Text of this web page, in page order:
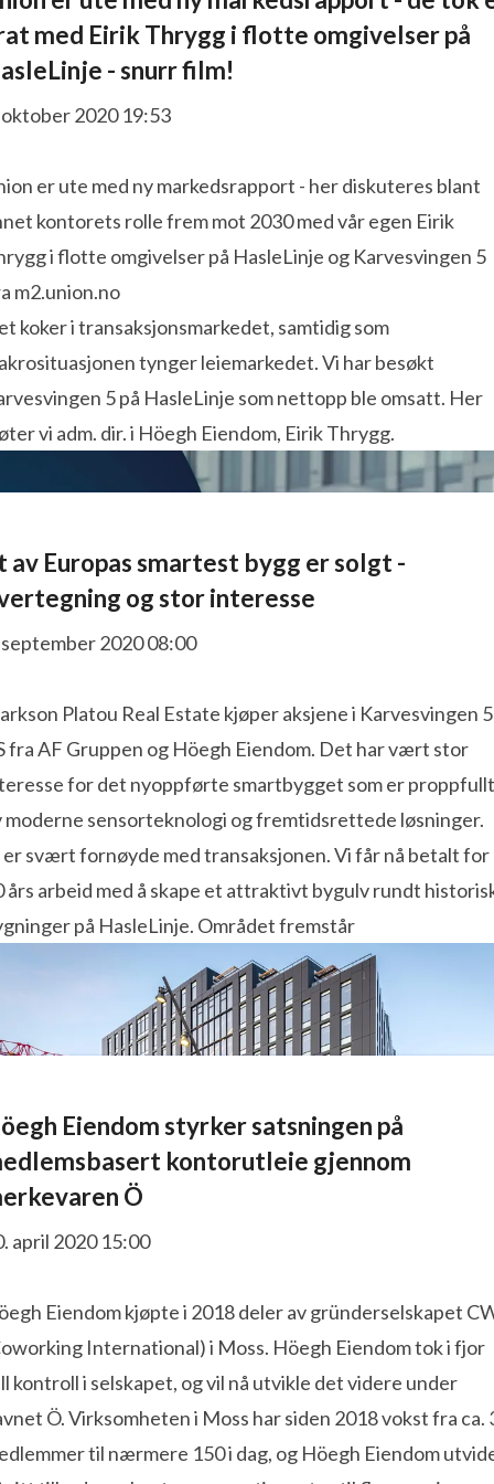
med Eirik Thrygg i flotte omgivelser på
- snurr film!
2020 19:53
er ute med ny markedsrapport - her diskuteres blant
kontorets rolle frem mot 2030 med vår egen Eirik
i flotte omgivelser på HasleLinje og Karvesvingen 5
m2.union.no
koker i transaksjonsmarkedet, samtidig som
tynger leiemarkedet. Vi har besøkt
5 på HasleLinje som nettopp ble omsatt. Her
vi adm. dir. i Höegh Eiendom, Eirik Thrygg.
av Europas smartest bygg er solgt -
og stor interesse
2020 08:00
Platou Real Estate kjøper aksjene i Karvesvingen 5
fra AF Gruppen og Höegh Eiendom. Det har vært stor
for det nyoppførte smartbygget som er proppfullt
moderne sensorteknologi og fremtidsrettede løsninger.
er svært fornøyde med transaksjonen. Vi får nå betalt for
års arbeid med å skape et attraktivt bygulv rundt
på HasleLinje. Området fremstår
Eiendom styrker satsningen på
kontorutleie gjennom
Ö
april 2020 15:00
Eiendom kjøpte i 2018 deler av gründerselskapet
International) i Moss. Höegh Eiendom tok i fjor
kontroll i selskapet, og vil nå utvikle det videre under
Ö. Virksomheten i Moss har siden 2018 vokst fra ca.
til nærmere 150 i dag, og Höegh Eiendom